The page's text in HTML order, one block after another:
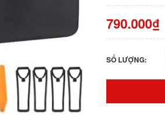
790.000₫
SỐ LƯỢNG: